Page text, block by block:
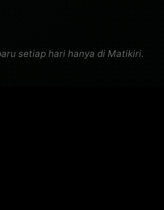
setiap hari hanya di Matikiri.